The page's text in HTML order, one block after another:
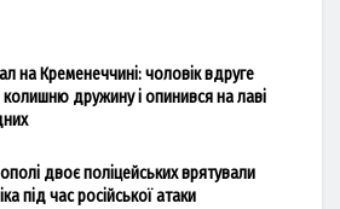
на Кременеччині: чоловік вдруге
дружину і опинився на лаві
двоє поліцейських врятували
під час російської атаки